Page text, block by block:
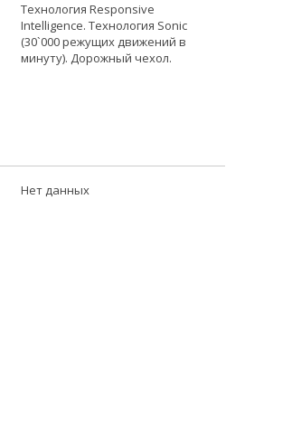
Технология Responsive
Intelligence. Технология Sonic
(30`000 режущих движений в
минуту). Дорожный чехол.
Нет данных